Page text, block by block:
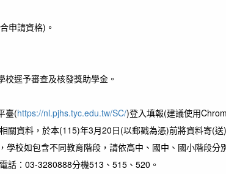
申請資格)。
逕予審查及核發獎助學金。
臺(https://nl.pjhs.tyc.edu.tw/SC/)登入填報(建議使用
資料，於本(115)年3月20日(以郵戳為憑)前將資料寄(
校如包含不同教育階段，請依高中、國中、國小階段分
：03-3280888分機513、515、520。